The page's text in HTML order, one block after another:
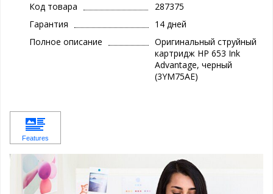
Код товара
287375
Гарантия
14 дней
Полное описание
Оригинальный струйный
картридж HP 653 Ink
Advantage, черный
(3YM75AE)